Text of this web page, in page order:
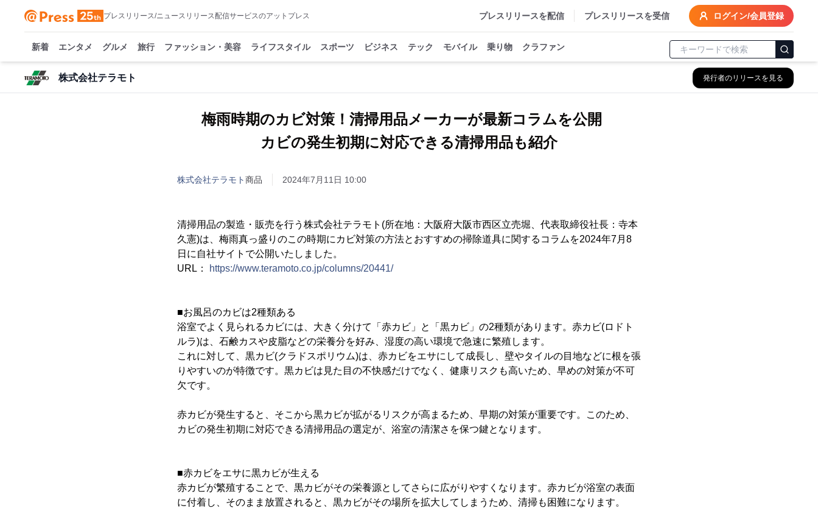
プレスリリース/ニュースリリース配信サービスのアットプレス プレスリリースを配信 プレスリリースを受信 ログイン/会員登録
新着 エンタメ グルメ 旅行 ファッション・美容 ライフスタイル スポーツ ビジネス テック モバイル 乗り物 クラファン
株式会社テラモト 発行者のリリースを見る
梅雨時期のカビ対策！清掃用品メーカーが最新コラムを公開
カビの発生初期に対応できる清掃用品も紹介
株式会社テラモト商品 2024年7月11日 10:00
清掃用品の製造・販売を行う株式会社テラモト(所在地：大阪府大阪市西区立売堀、代表取締役社長：寺本
久憲)は、梅雨真っ盛りのこの時期にカビ対策の方法とおすすめの掃除道具に関するコラムを2024年7月8
日に自社サイトで公開いたしました。
URL：
https://www.teramoto.co.jp/columns/20441/
■お風呂のカビは2種類ある
浴室でよく見られるカビには、大きく分けて「赤カビ」と「黒カビ」の2種類があります。赤カビ(ロドト
ルラ)は、石鹸カスや皮脂などの栄養分を好み、湿度の高い環境で急速に繁殖します。
これに対して、黒カビ(クラドスポリウム)は、赤カビをエサにして成長し、壁やタイルの目地などに根を張
りやすいのが特徴です。黒カビは見た目の不快感だけでなく、健康リスクも高いため、早めの対策が不可
欠です。
赤カビが発生すると、そこから黒カビが拡がるリスクが高まるため、早期の対策が重要です。このため、
カビの発生初期に対応できる清掃用品の選定が、浴室の清潔さを保つ鍵となります。
■赤カビをエサに黒カビが生える
赤カビが繁殖することで、黒カビがその栄養源としてさらに広がりやすくなります。赤カビが浴室の表面
に付着し、そのまま放置されると、黒カビがその場所を拡大してしまうため、清掃も困難になります。